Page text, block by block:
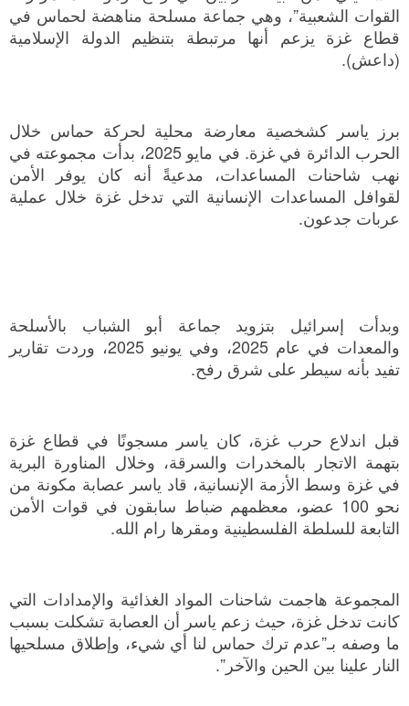
القوات الشعبية”، وهي جماعة مسلحة مناهضة لحماس في
قطاع غزة يزعم أنها مرتبطة بتنظيم الدولة الإسلامية
(داعش).
برز ياسر كشخصية معارضة محلية لحركة حماس خلال
الحرب الدائرة في غزة. في مايو 2025، بدأت مجموعته في
نهب شاحنات المساعدات، مدعيةً أنه كان يوفر الأمن
لقوافل المساعدات الإنسانية التي تدخل غزة خلال عملية
عربات جدعون.
وبدأت إسرائيل بتزويد جماعة أبو الشباب بالأسلحة
والمعدات في عام 2025، وفي يونيو 2025، وردت تقارير
تفيد بأنه سيطر على شرق رفح.
قبل اندلاع حرب غزة، كان ياسر مسجونًا في قطاع غزة
بتهمة الاتجار بالمخدرات والسرقة، وخلال المناورة البرية
في غزة وسط الأزمة الإنسانية، قاد ياسر عصابة مكونة من
نحو 100 عضو، معظمهم ضباط سابقون في قوات الأمن
التابعة للسلطة الفلسطينية ومقرها رام الله.
المجموعة هاجمت شاحنات المواد الغذائية والإمدادات التي
كانت تدخل غزة، حيث زعم ياسر أن العصابة تشكلت بسبب
ما وصفه بـ”عدم ترك حماس لنا أي شيء، وإطلاق مسلحيها
النار علينا بين الحين والآخر”.